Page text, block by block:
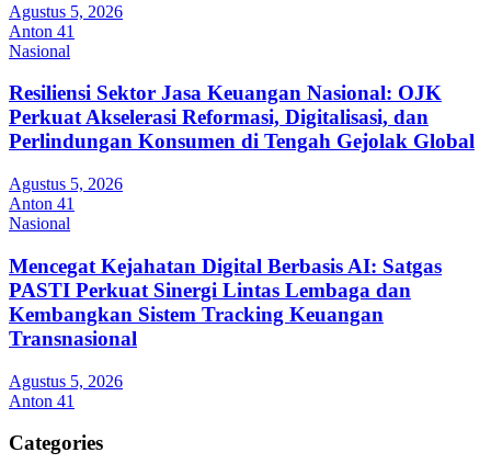
Agustus 5, 2026
Anton 41
Nasional
Resiliensi Sektor Jasa Keuangan Nasional: OJK
Perkuat Akselerasi Reformasi, Digitalisasi, dan
Perlindungan Konsumen di Tengah Gejolak Global
Agustus 5, 2026
Anton 41
Nasional
Mencegat Kejahatan Digital Berbasis AI: Satgas
PASTI Perkuat Sinergi Lintas Lembaga dan
Kembangkan Sistem Tracking Keuangan
Transnasional
Agustus 5, 2026
Anton 41
Categories